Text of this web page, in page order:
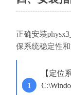
正确安装
保系统稳定性和
【定位